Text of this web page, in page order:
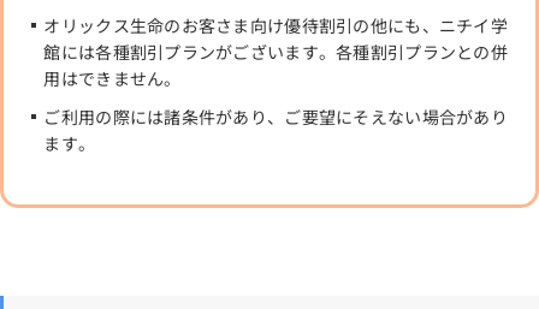
オリックス生命のお客さま向け優待割引の他にも、ニチイ学
館には各種割引プランがございます。各種割引プランとの併
用はできません。
ご利用の際には諸条件があり、ご要望にそえない場合があり
ます。